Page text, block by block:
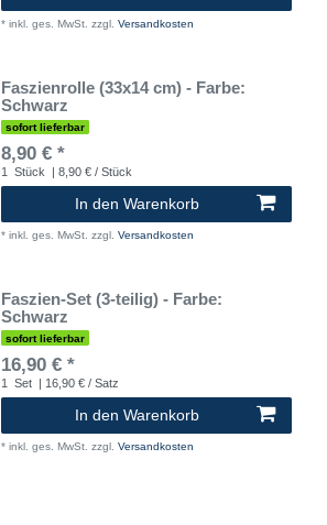
* inkl. ges. MwSt. zzgl. Versandkosten
Faszienrolle (33x14 cm) - Farbe:
Schwarz
sofort lieferbar
8,90 € *
1 Stück | 8,90 € / Stück
In den Warenkorb
* inkl. ges. MwSt. zzgl. Versandkosten
Faszien-Set (3-teilig) - Farbe:
Schwarz
sofort lieferbar
16,90 € *
1 Set | 16,90 € / Satz
In den Warenkorb
* inkl. ges. MwSt. zzgl. Versandkosten